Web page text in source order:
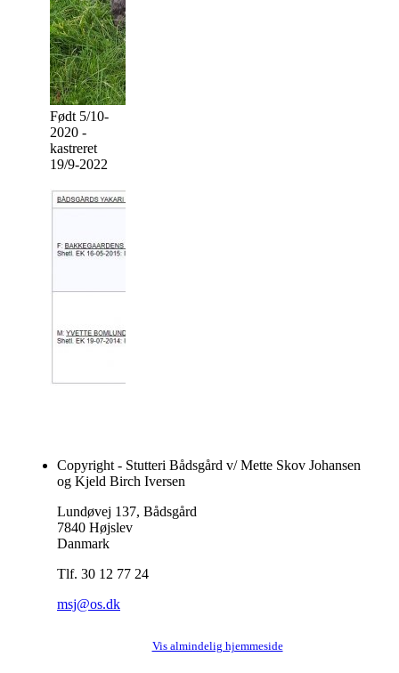
Født 5/10-
2020 -
kastreret
19/9-2022
Copyright - Stutteri Bådsgård v/ Mette Skov Johansen
og Kjeld Birch Iversen
Lundøvej 137, Bådsgård
7840 Højslev
Danmark
Tlf. 30 12 77 24
msj@os.dk
Vis almindelig hjemmeside